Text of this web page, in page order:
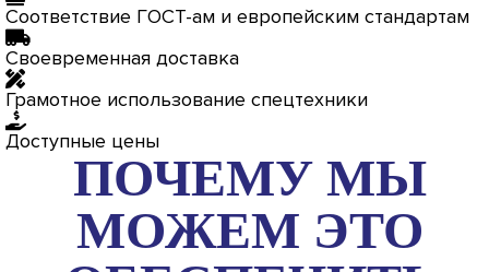
Соответствие ГОСТ-ам и европейским стандартам
Своевременная доставка
Грамотное использование спецтехники
Доступные цены
ПОЧЕМУ МЫ
МОЖЕМ ЭТО